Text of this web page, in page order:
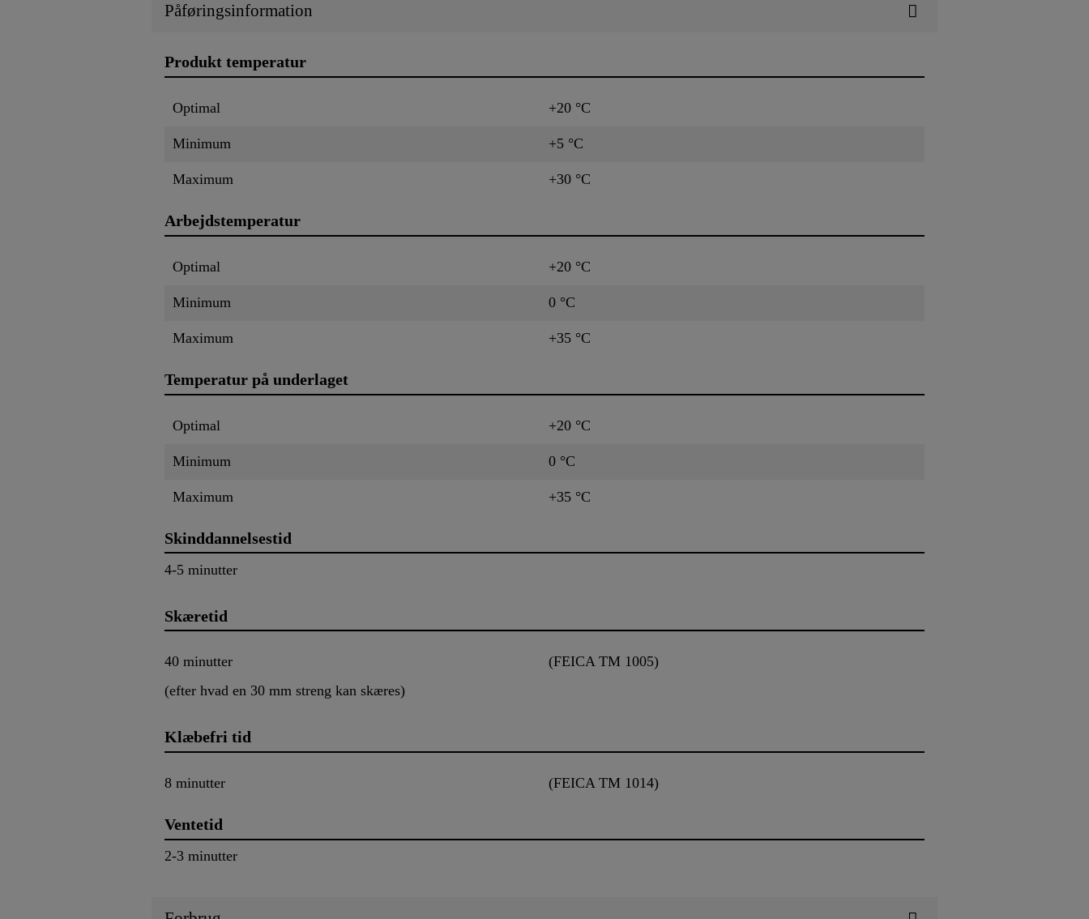
Påføringsinformation
Produkt temperatur
Optimal +20 °C
Minimum +5 °C
Maximum +30 °C
Arbejdstemperatur
Optimal +20 °C
Minimum 0 °C
Maximum +35 °C
Temperatur på underlaget
Optimal +20 °C
Minimum 0 °C
Maximum +35 °C
Skinddannelsestid
4-5 minutter
Skæretid
40 minutter
(FEICA TM 1005)
(efter hvad en 30 mm streng kan skæres)
Klæbefri tid
8 minutter (FEICA TM 1014)
Ventetid
2-3 minutter